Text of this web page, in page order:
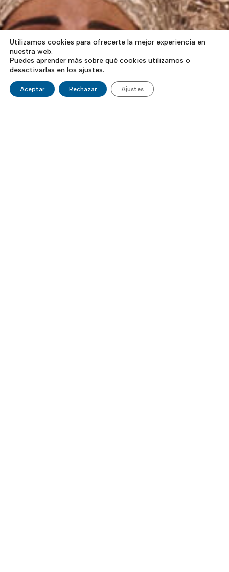
Utilizamos cookies para ofrecerte la mejor experiencia en
nuestra web.
Puedes aprender más sobre qué cookies utilizamos o
desactivarlas en los ajustes.
Aceptar Rechazar Ajustes